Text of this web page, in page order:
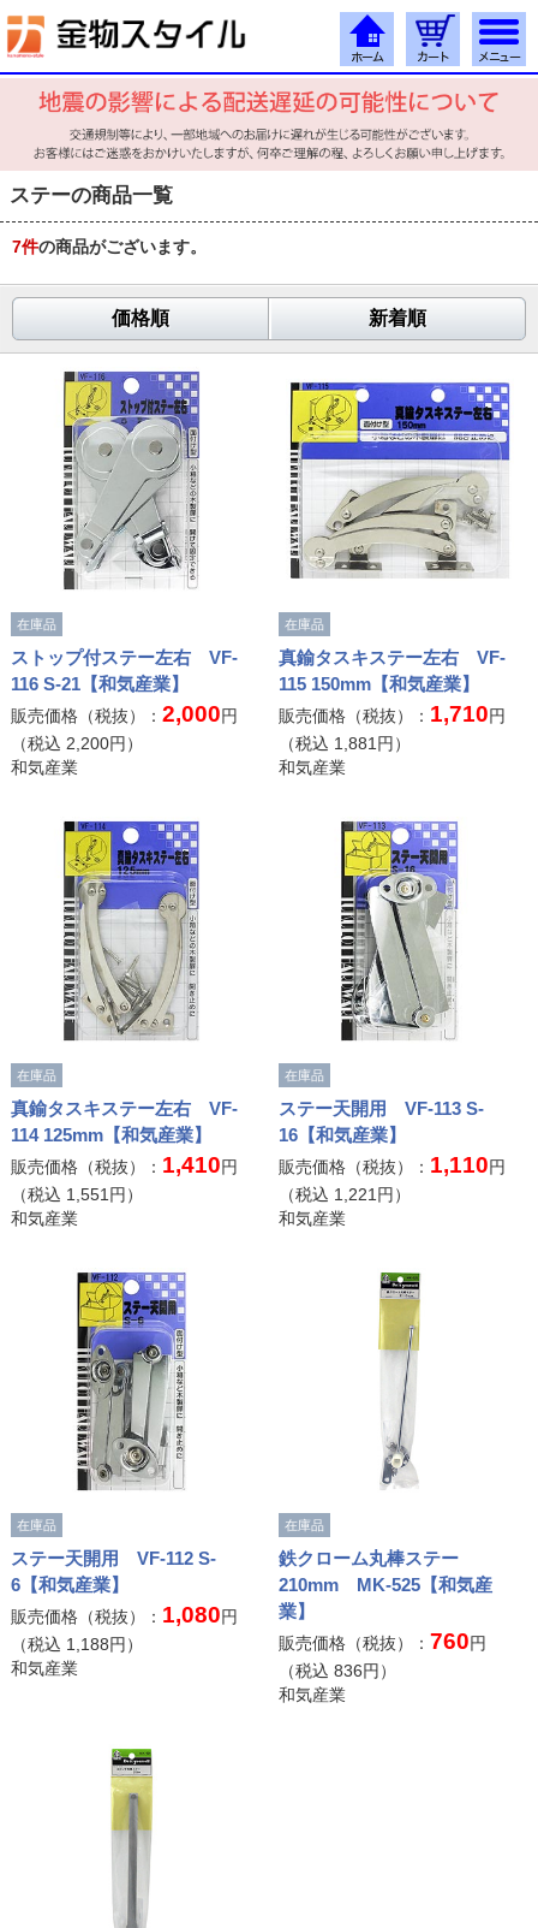
ステーの商品一覧
7件の商品がございます。
価格順 新着順
在庫品
ストップ付ステー左右 VF-
116 S-21【和気産業】
販売価格（税抜）： 2,000円
（税込 2,200円）
和気産業
在庫品
真鍮タスキステー左右 VF-
115 150mm【和気産業】
販売価格（税抜）： 1,710円
（税込 1,881 円）
和気産業
在庫品
真鍮タスキステー左右 VF-
114 125mm【和気産業】
販売価格（税抜）： 1,410円
（税込 1,551 円）
和気産業
在庫品
ステー天開用 VF-113 S-
16【和気産業】
販売価格（税抜）： 1,110円
（税込 1,221 円）
和気産業
在庫品
ステー天開用 VF-112 S-
6【和気産業】
販売価格（税抜）： 1,080円
（税込 1,188円）
和気産業
在庫品
鉄クローム丸棒ステー
210mm MK-525【和気産
業】
販売価格（税抜）： 760円
（税込836円）
和気産業